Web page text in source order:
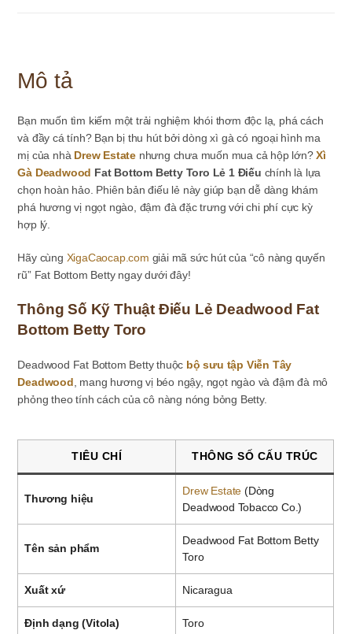
Mô tả
Bạn muốn tìm kiếm một trải nghiệm khói thơm độc lạ, phá cách
và đầy cá tính? Bạn bị thu hút bởi dòng xì gà có ngoại hình ma
mị của nhà Drew Estate nhưng chưa muốn mua cả hộp lớn?Xì
Gà Deadwood Fat Bottom Betty Toro Lẻ 1 Điếu chính là lựa
chọn hoàn hảo. Phiên bản điếu lẻ này giúp bạn dễ dàng khám
phá hương vị ngọt ngào, đậm đà đặc trưng với chi phí cực kỳ
hợp lý.
Hãy cùng XigaCaocap.com giải mã sức hút của “cô nàng quyến
rũ” Fat Bottom Betty ngay dưới đây!
Thông Số Kỹ Thuật Điếu Lẻ Deadwood Fat
Bottom Betty Toro
Deadwood Fat Bottom Betty thuộc bộ sưu tập Viễn Tây
Deadwood , mang hương vị béo ngậy, ngọt ngào và đậm đà mô
phỏng theo tính cách của cô nàng nóng bỏng Betty.
TIÊU CHÍ THÔNG SỐ CẤU TRÚC
Thương hiệu
Drew Estate (Dòng
Deadwood Tobacco Co.)
Tên sản phẩm
Deadwood Fat Bottom Betty
Toro
Xuất xứ Nicaragua
Định dạng (Vitola) Toro